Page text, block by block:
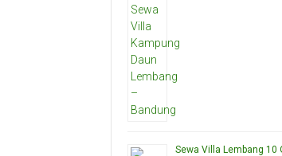
Sewa Villa Lembang 10